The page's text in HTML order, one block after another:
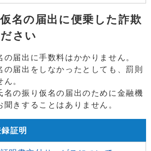
名の届出に便乗した詐欺
さい
届出に手数料はかかりません。
届出をしなかったとしても、罰則
。
の振り仮名の届出のために金融機
聞きすることはありません。
証明